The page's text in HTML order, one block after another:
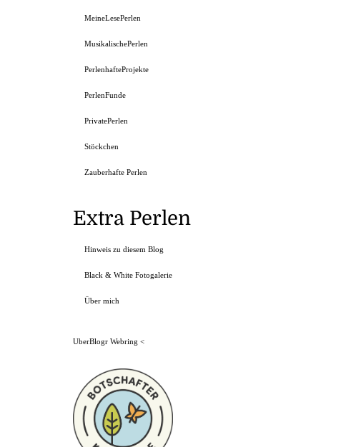
MeineLesePerlen
MusikalischePerlen
PerlenhafteProjekte
PerlenFunde
PrivatePerlen
Stöckchen
Zauberhafte Perlen
Extra Perlen
Hinweis zu diesem Blog
Black & White Fotogalerie
Über mich
UberBlogr Webring <